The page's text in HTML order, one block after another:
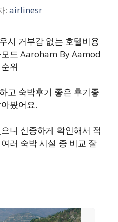
: airlinesr
시 거부감 없는 호텔비용
드 Aaroham By Aamod
위
고 숙박후기 좋은 후기좋
봤어요.
니 신중하게 확인해서 적
러 숙박 시설 중 비교 잘